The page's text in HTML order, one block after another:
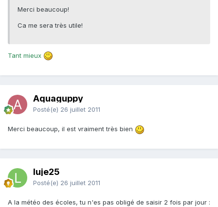
Merci beaucoup!
Ca me sera très utile!
Tant mieux
Aquaguppy
Posté(e) 26 juillet 2011
Merci beaucoup, il est vraiment très bien
luje25
Posté(e) 26 juillet 2011
A la météo des écoles, tu n'es pas obligé de saisir 2 fois par jour :